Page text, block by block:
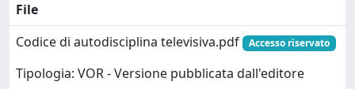
File
Codice di autodisciplina televisiva.pdf
Accesso riservato
Tipologia: VOR - Versione pubblicata dall'editore